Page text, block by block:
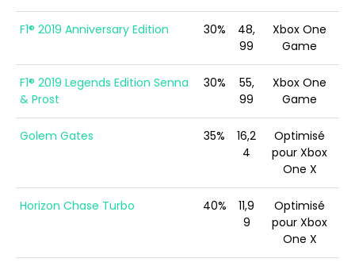
F1® 2019 Anniversary Edition 30%
48,
99
Xbox One
Game
F1® 2019 Legends Edition Senna
& Prost
30%
55,
99
Xbox One
Game
Golem Gates 35%
16,2
4
Optimisé
pour Xbox
One X
Horizon Chase Turbo 40%
11,9
9
Optimisé
pour Xbox
One X